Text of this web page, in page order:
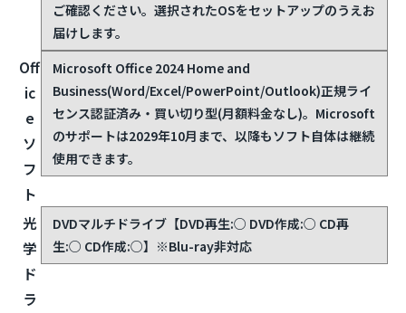
ご確認ください。選択されたOSをセットアップのうえお
届けします。
Off
ic
e
ソ
フ
ト
Microsoft Office 2024 Home and
Business(Word/Excel/PowerPoint/Outlook)正規ライ
センス認証済み・買い切り型(月額料金なし)。Microsoft
のサポートは2029年10月まで、以降もソフト自体は継続
使用できます。
光
学
ド
ラ
DVDマルチドライブ【DVD再生:○ DVD作成:○ CD再
生:○ CD作成:○】※Blu-ray非対応